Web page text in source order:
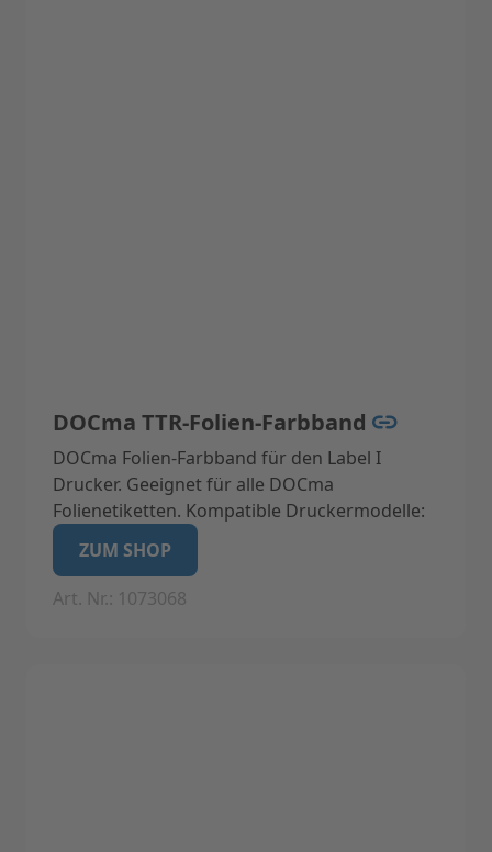
DOCma TTR-Folien-Farbband
DOCma Folien-Farbband für den Label I
Drucker. Geeignet für alle DOCma
Folienetiketten. Kompatible Druckermodelle:
Label I, Zebra TLP2824 (Z), TTP-225, Netprinter,
ZUM SHOP
Art. Nr.: 1073068